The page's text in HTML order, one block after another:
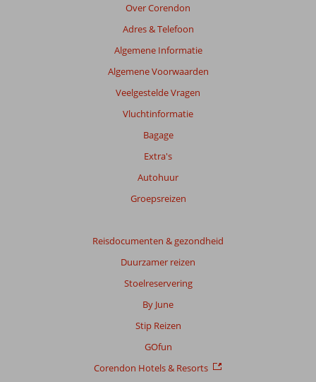
Over Corendon
Adres & Telefoon
Algemene Informatie
Algemene Voorwaarden
Veelgestelde Vragen
Vluchtinformatie
Bagage
Extra's
Autohuur
Groepsreizen
Reisdocumenten & gezondheid
Duurzamer reizen
Stoelreservering
By June
Stip Reizen
GOfun
Corendon Hotels & Resorts